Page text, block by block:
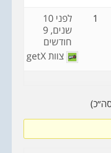
1
לפני 10
שנים, 9
חודשים
צוות getX